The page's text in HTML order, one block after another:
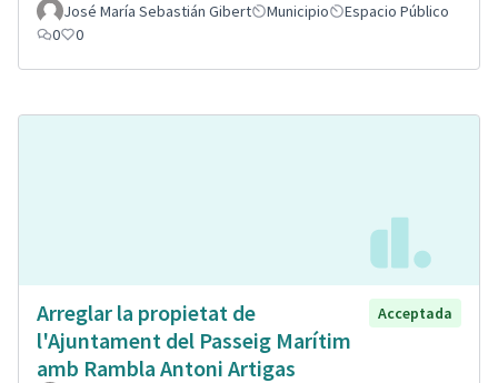
José María Sebastián Gibert Municipio
Espacio Público
0
0
Arreglar la propietat de
l'Ajuntament del Passeig Marítim
amb Rambla Antoni Artigas
Acceptada